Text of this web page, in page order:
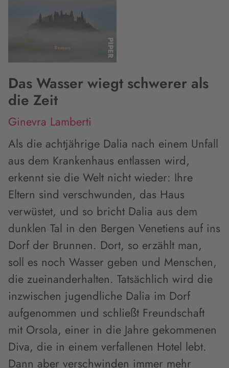
Das Wasser wiegt schwerer als
die Zeit
Ginevra Lamberti
Als die achtjährige Dalia nach einem Unfall
aus dem Krankenhaus entlassen wird,
erkennt sie die Welt nicht wieder: Ihre
Eltern sind verschwunden, das Haus
verwüstet, und so bricht Dalia aus dem
dunklen Tal in den Bergen Venetiens auf ins
Dorf der Brunnen. Dort, so erzählt man,
soll es noch Wasser geben und Menschen,
die zueinanderhalten. Tatsächlich wird die
inzwischen jugendliche Dalia im Dorf
aufgenommen und schließt Freundschaft
mit Orsola, einer in die Jahre gekommenen
Diva, die in einem verfallenen Hotel lebt.
Dann aber verschwinden immer mehr